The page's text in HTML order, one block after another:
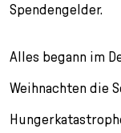
Spendengelder.
Alles begann im
Weihnachten die